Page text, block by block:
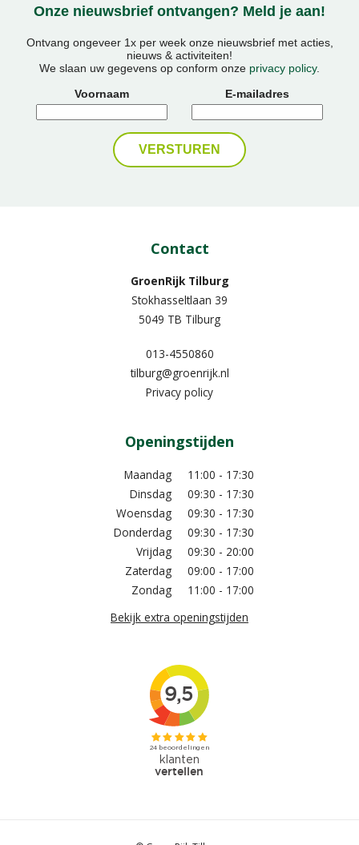
Onze nieuwsbrief ontvangen? Meld je aan!
Ontvang ongeveer 1x per week onze nieuwsbrief met acties,
nieuws & activiteiten!
We slaan uw gegevens op conform onze privacy policy.
Voornaam
E-mailadres
Contact
GroenRijk Tilburg
Stokhasseltlaan 39
5049 TB Tilburg
013-4550860
tilburg@groenrijk.nl
Privacy policy
Openingstijden
Maandag
11:00 - 17:30
Dinsdag
09:30 - 17:30
Woensdag
09:30 - 17:30
Donderdag
09:30 - 17:30
Vrijdag
09:30 - 20:00
Zaterdag
09:00 - 17:00
Zondag
11:00 - 17:00
Bekijk extra openingstijden